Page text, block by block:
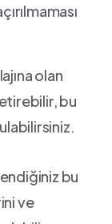
‍olan‍
bu
‍bu
ve